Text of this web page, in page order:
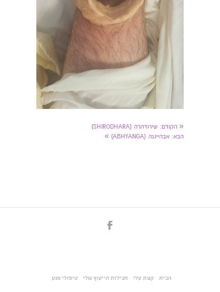
« הקודם: שירודהרה (SHIRODHARA)
הבא: אבהיינגה (ABHYANGA) »
הבית קצת עלי חבילות הייעוץ שלי טיפולי מגע